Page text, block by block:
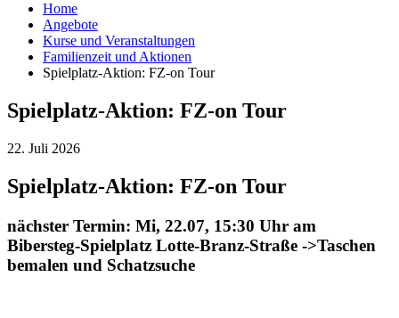
Home
Angebote
Kurse und Veranstaltungen
Familienzeit und Aktionen
Spielplatz-Aktion: FZ-on Tour
Spielplatz-Aktion: FZ-on Tour
22. Juli 2026
Spielplatz-Aktion: FZ-on Tour
nächster Termin: Mi, 22.07, 15:30 Uhr am
Bibersteg-Spielplatz Lotte-Branz-Straße ->Taschen
bemalen und Schatzsuche